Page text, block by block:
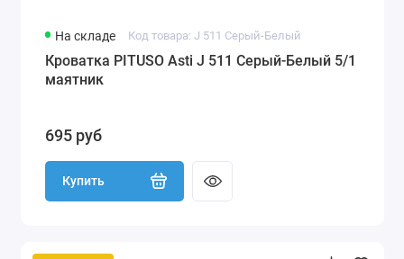
На складе Код товара: J 511 Серый-Белый
Кроватка PITUSO Asti J 511 Серый-Белый 5/1
маятник
695 руб
Купить